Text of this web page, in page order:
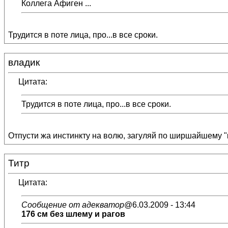
Коллега Афиген ...
Трудится в поте лица, про...в все сроки.
владик
Цитата:
Трудится в поте лица, про...в все сроки.
Отпусти жа инстинкту на волю, загуляй по ширшайшему
Титр
Цитата:
Сообщение от адекватор@6.03.2009 - 13:44
176 см без шлему и рагов